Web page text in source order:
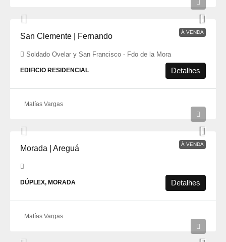
À VENDA
San Clemente | Fernando
Soldado Ovelar y San Francisco - Fdo de la Mora
EDIFICIO RESIDENCIAL Detalhes
Matías Vargas
À VENDA
Morada | Areguá
DÚPLEX, MORADA Detalhes
Matías Vargas